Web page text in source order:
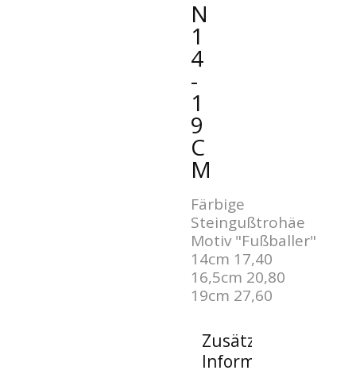
1
4
-
1
9
C
M
Färbige
Steingußtrohäe
Motiv "Fußballer"
14cm 17,40
16,5cm 20,80
19cm 27,60
Zusätzliche
Informationen